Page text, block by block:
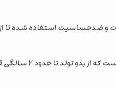
و ضدحساسیت استفاده شده تا
2 سالگی قابل استفاده خواهد بود.